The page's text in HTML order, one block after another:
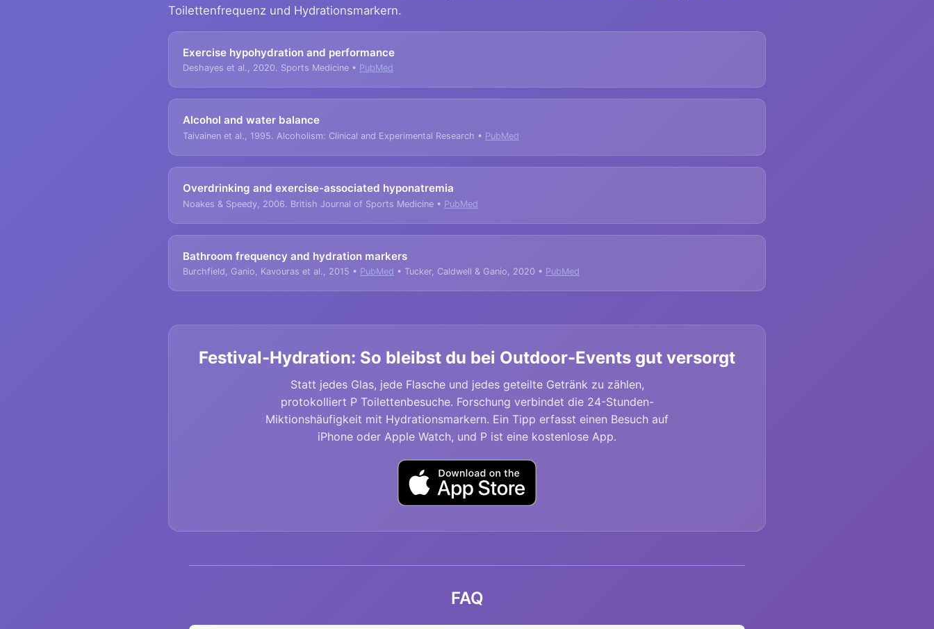
Toilettenfrequenz und Hydrationsmarkern.
Exercise hypohydration and performance
Deshayes et al., 2020. Sports Medicine • PubMed
Alcohol and water balance
Taivainen et al., 1995. Alcoholism: Clinical and Experimental Research • PubMed
Overdrinking and exercise-associated hyponatremia
Noakes & Speedy, 2006. British Journal of Sports Medicine • PubMed
Bathroom frequency and hydration markers
Burchfield, Ganio, Kavouras et al., 2015 • PubMed • Tucker, Caldwell & Ganio, 2020 • PubMed
Festival-Hydration: So bleibst du bei Outdoor-Events gut versorgt
Statt jedes Glas, jede Flasche und jedes geteilte Getränk zu zählen,
protokolliert P Toilettenbesuche. Forschung verbindet die 24-Stunden-
Miktionshäufigkeit mit Hydrationsmarkern. Ein Tipp erfasst einen Besuch auf
iPhone oder Apple Watch, und P ist eine kostenlose App.
FAQ